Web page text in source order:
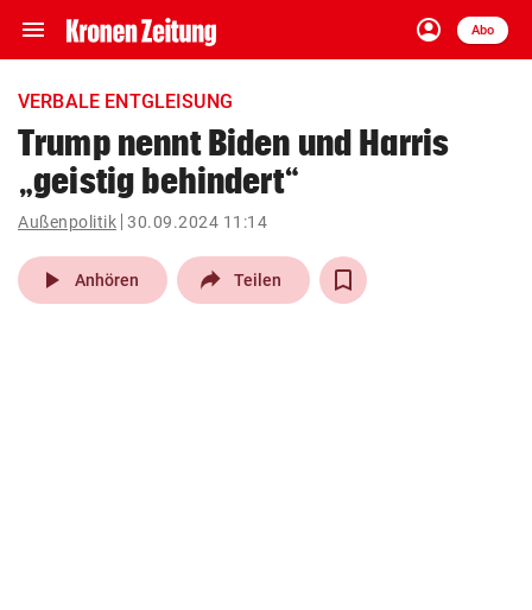
menu Navigation
ein-/ausklappen
account_circle
Anmelden
Abo
close Schließen
account_circle Anmelden
pin_drop
Wien arrow_right
VERBALE ENTGLEISUNG
Trump nennt Biden und Harris
„geistig behindert“
Außenpolitik 30.09.2024 11:14
play_arrow Anhören Teilen